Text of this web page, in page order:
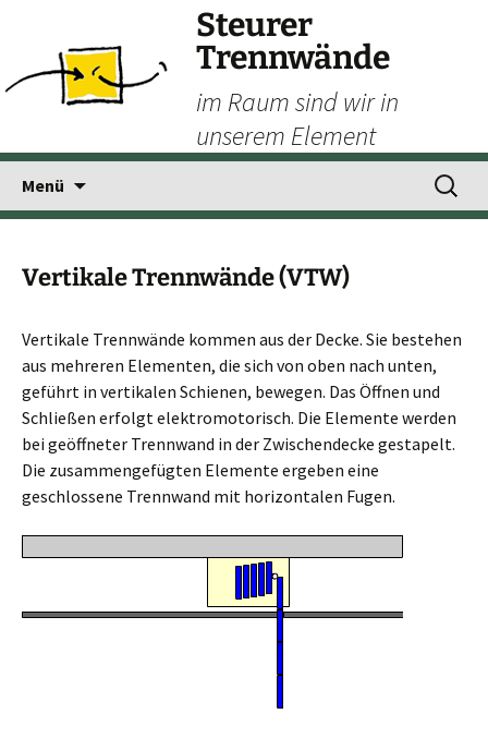
Steurer
Trennwände
im Raum sind wir in
unserem Element
Menü
springen
Suchen
nach:
Vertikale Trennwände (VTW)
Vertikale Trennwände kommen aus der Decke. Sie bestehen
aus mehreren Elementen, die sich von oben nach unten,
geführt in vertikalen Schienen, bewegen. Das Öffnen und
Schließen erfolgt elektromotorisch. Die Elemente werden
bei geöffneter Trennwand in der Zwischendecke gestapelt.
Die zusammengefügten Elemente ergeben eine
geschlossene Trennwand mit horizontalen Fugen.